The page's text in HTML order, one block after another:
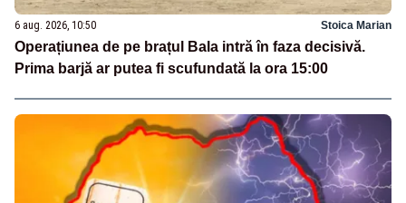
6 aug. 2026, 10:50 Stoica Marian
Operațiunea de pe brațul Bala intră în faza decisivă.
Prima barjă ar putea fi scufundată la ora 15:00